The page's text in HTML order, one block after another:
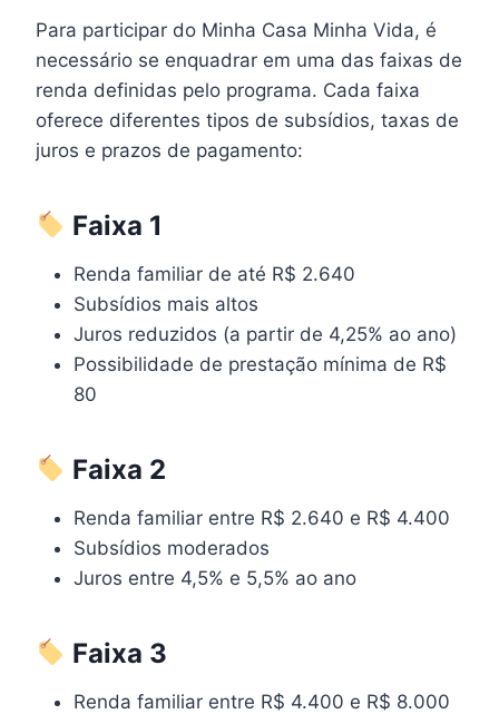
Para participar do Minha Casa Minha Vida, é
necessário se enquadrar em uma das faixas de
renda definidas pelo programa. Cada faixa
oferece diferentes tipos de subsídios, taxas de
juros e prazos de pagamento:
Faixa 1
Renda familiar de até R$ 2.640
Subsídios mais altos
Juros reduzidos (a partir de 4,25% ao ano)
Possibilidade de prestação mínima de R$
80
Faixa 2
Renda familiar entre R$ 2.640 e R$ 4.400
Subsídios moderados
Juros entre 4,5% e 5,5% ao ano
Faixa 3
Renda familiar entre R$ 4.400 e R$ 8.000